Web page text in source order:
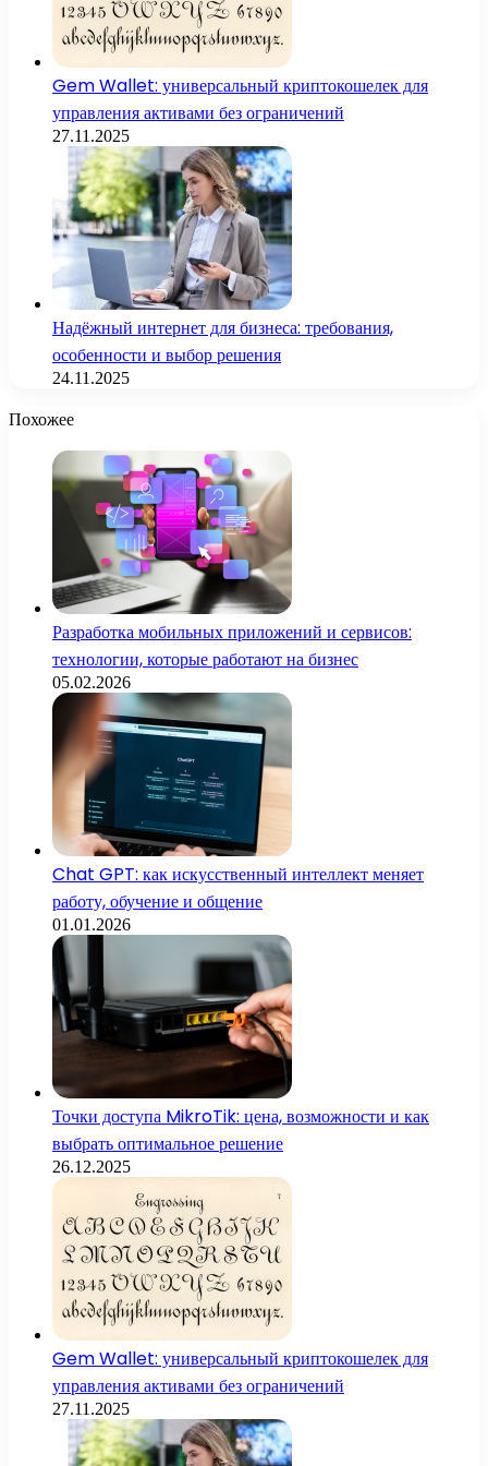
Gem Wallet: универсальный криптокошелек для
управления активами без ограничений
27.11.2025
Надёжный интернет для бизнеса: требования,
особенности и выбор решения
24.11.2025
Похожее
Разработка мобильных приложений и сервисов:
технологии, которые работают на бизнес
05.02.2026
Chat GPT: как искусственный интеллект меняет
работу, обучение и общение
01.01.2026
Точки доступа MikroTik: цена, возможности и как
выбрать оптимальное решение
26.12.2025
Gem Wallet: универсальный криптокошелек для
управления активами без ограничений
27.11.2025